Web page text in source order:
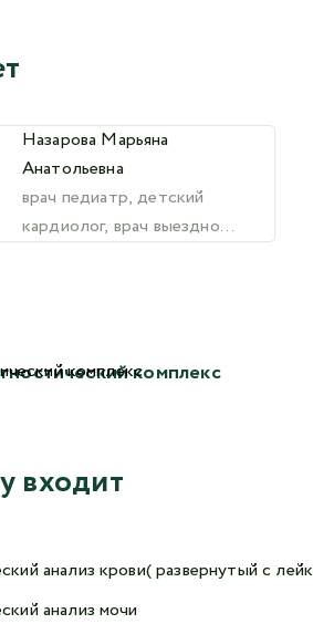
Назарова Марьяна
Анатольевна
врач педиатр, детский
кардиолог, врач выездной
комплекс
входит
анализ крови( развернутый с
анализ мочи